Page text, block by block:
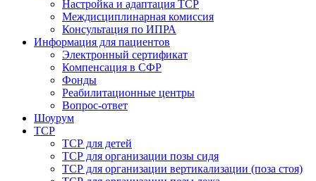
Настройка и адаптация ТСР
Междисциплинарная комиссия
Консультация по ИПРА
Информация для пациентов
Электронный сертификат
Компенсация в СФР
Фонды
Реабилитационные центры
Вопрос-ответ
Шоурум
ТСР
ТСР для детей
ТСР для организации позы сидя
ТСР для организации вертикализации (поза стоя)